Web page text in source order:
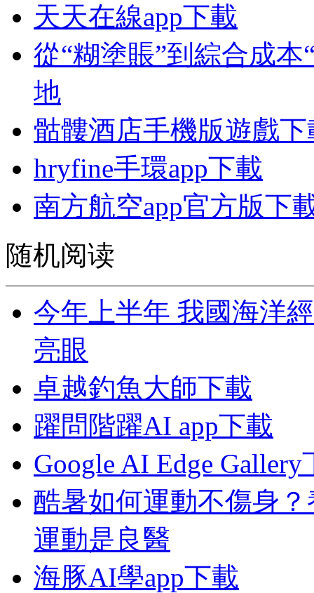
天天在線app下載
從“糊塗賬”到綜合成
地
骷髏酒店手機版遊戲下
hryfine手環app下載
南方航空app官方版下
随机阅读
今年上半年 我國海洋
亮眼
卓越釣魚大師下載
躍問階躍AI app下載
Google AI Edge Gallery
酷暑如何運動不傷身
運動是良醫
海豚AI學app下載